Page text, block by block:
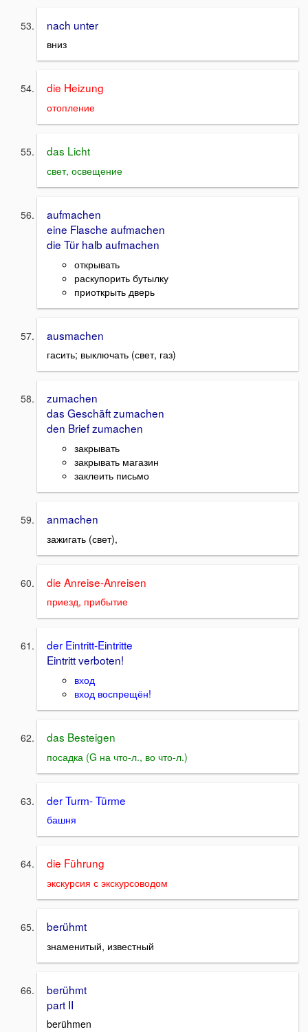
nach unter
вниз
die Heizung
отопление
das Licht
свет, освещение
aufmachen
eine Flasche aufmachen
die Tür halb aufmachen
открывать
раскупорить бутылку
приоткрыть дверь
ausmachen
гасить; выключать (свет, газ)
zumachen
das Geschäft zumachen
den Brief zumachen
закрывать
закрывать магазин
заклеить письмо
anmachen
зажигать (свет),
die Anreise-Anreisen
приезд, прибытие
der Eintritt-Eintritte
Eintritt verboten!
вход
вход воспрещён!
das Besteigen
посадка (G на что-л., во что-л.)
der Turm- Türme
башня
die Führung
экскурсия с экскурсоводом
berühmt
знаменитый, известный
berühmt
part II
berühmen